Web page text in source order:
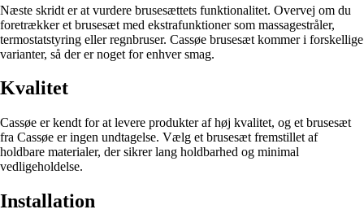
Næste skridt er at vurdere brusesættets funktionalitet. Overvej om du
foretrækker et brusesæt med ekstrafunktioner som massagestråler,
termostatstyring eller regnbruser. Cassøe brusesæt kommer i forskellige
varianter, så der er noget for enhver smag.
Kvalitet
Cassøe er kendt for at levere produkter af høj kvalitet, og et brusesæt
fra Cassøe er ingen undtagelse. Vælg et brusesæt fremstillet af
holdbare materialer, der sikrer lang holdbarhed og minimal
vedligeholdelse.
Installation